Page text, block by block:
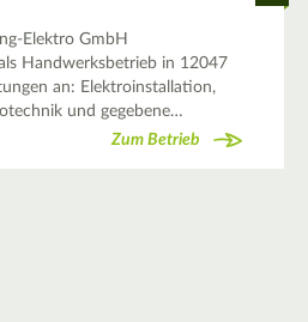
Elektro GmbH
Handwerksbetrieb in 12047
an: Elektroinstallation,
und gegebene…
Zum Betrieb